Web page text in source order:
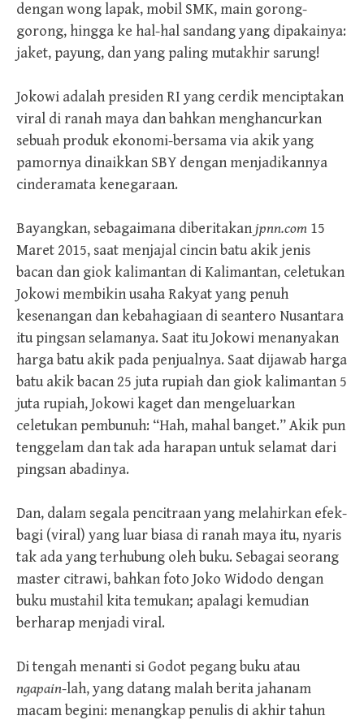
dengan wong lapak, mobil SMK, main gorong-
gorong, hingga ke hal-hal sandang yang dipakainya:
jaket, payung, dan yang paling mutakhir sarung!
Jokowi adalah presiden RI yang cerdik menciptakan
viral di ranah maya dan bahkan menghancurkan
sebuah produk ekonomi-bersama via akik yang
pamornya dinaikkan SBY dengan menjadikannya
cinderamata kenegaraan.
Bayangkan, sebagaimana diberitakan jpnn.com 15
Maret 2015, saat menjajal cincin batu akik jenis
bacan dan giok kalimantan di Kalimantan, celetukan
Jokowi membikin usaha Rakyat yang penuh
kesenangan dan kebahagiaan di seantero Nusantara
itu pingsan selamanya. Saat itu Jokowi menanyakan
harga batu akik pada penjualnya. Saat dijawab harga
batu akik bacan 25 juta rupiah dan giok kalimantan 5
juta rupiah, Jokowi kaget dan mengeluarkan
celetukan pembunuh: “Hah, mahal banget.” Akik pun
tenggelam dan tak ada harapan untuk selamat dari
pingsan abadinya.
Dan, dalam segala pencitraan yang melahirkan efek-
bagi (viral) yang luar biasa di ranah maya itu, nyaris
tak ada yang terhubung oleh buku. Sebagai seorang
master citrawi, bahkan foto Joko Widodo dengan
buku mustahil kita temukan; apalagi kemudian
berharap menjadi viral.
Di tengah menanti si Godot pegang buku atau
ngapain-lah, yang datang malah berita jahanam
macam begini: menangkap penulis di akhir tahun